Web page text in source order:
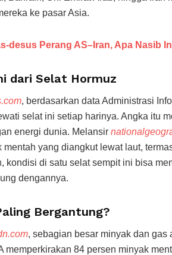
ke pasar Asia.
desus Perang AS–Iran, Apa Nasib
dari Selat Hormuz
, berdasarkan data Administrasi
selat ini setiap harinya. Angka itu
energi dunia. Melansir
mentah yang diangkut lewat laut,
kondisi di satu selat sempit ini bisa
dengannya.
Bergantung?
, sebagian besar minyak dan
memperkirakan 84 persen minyak